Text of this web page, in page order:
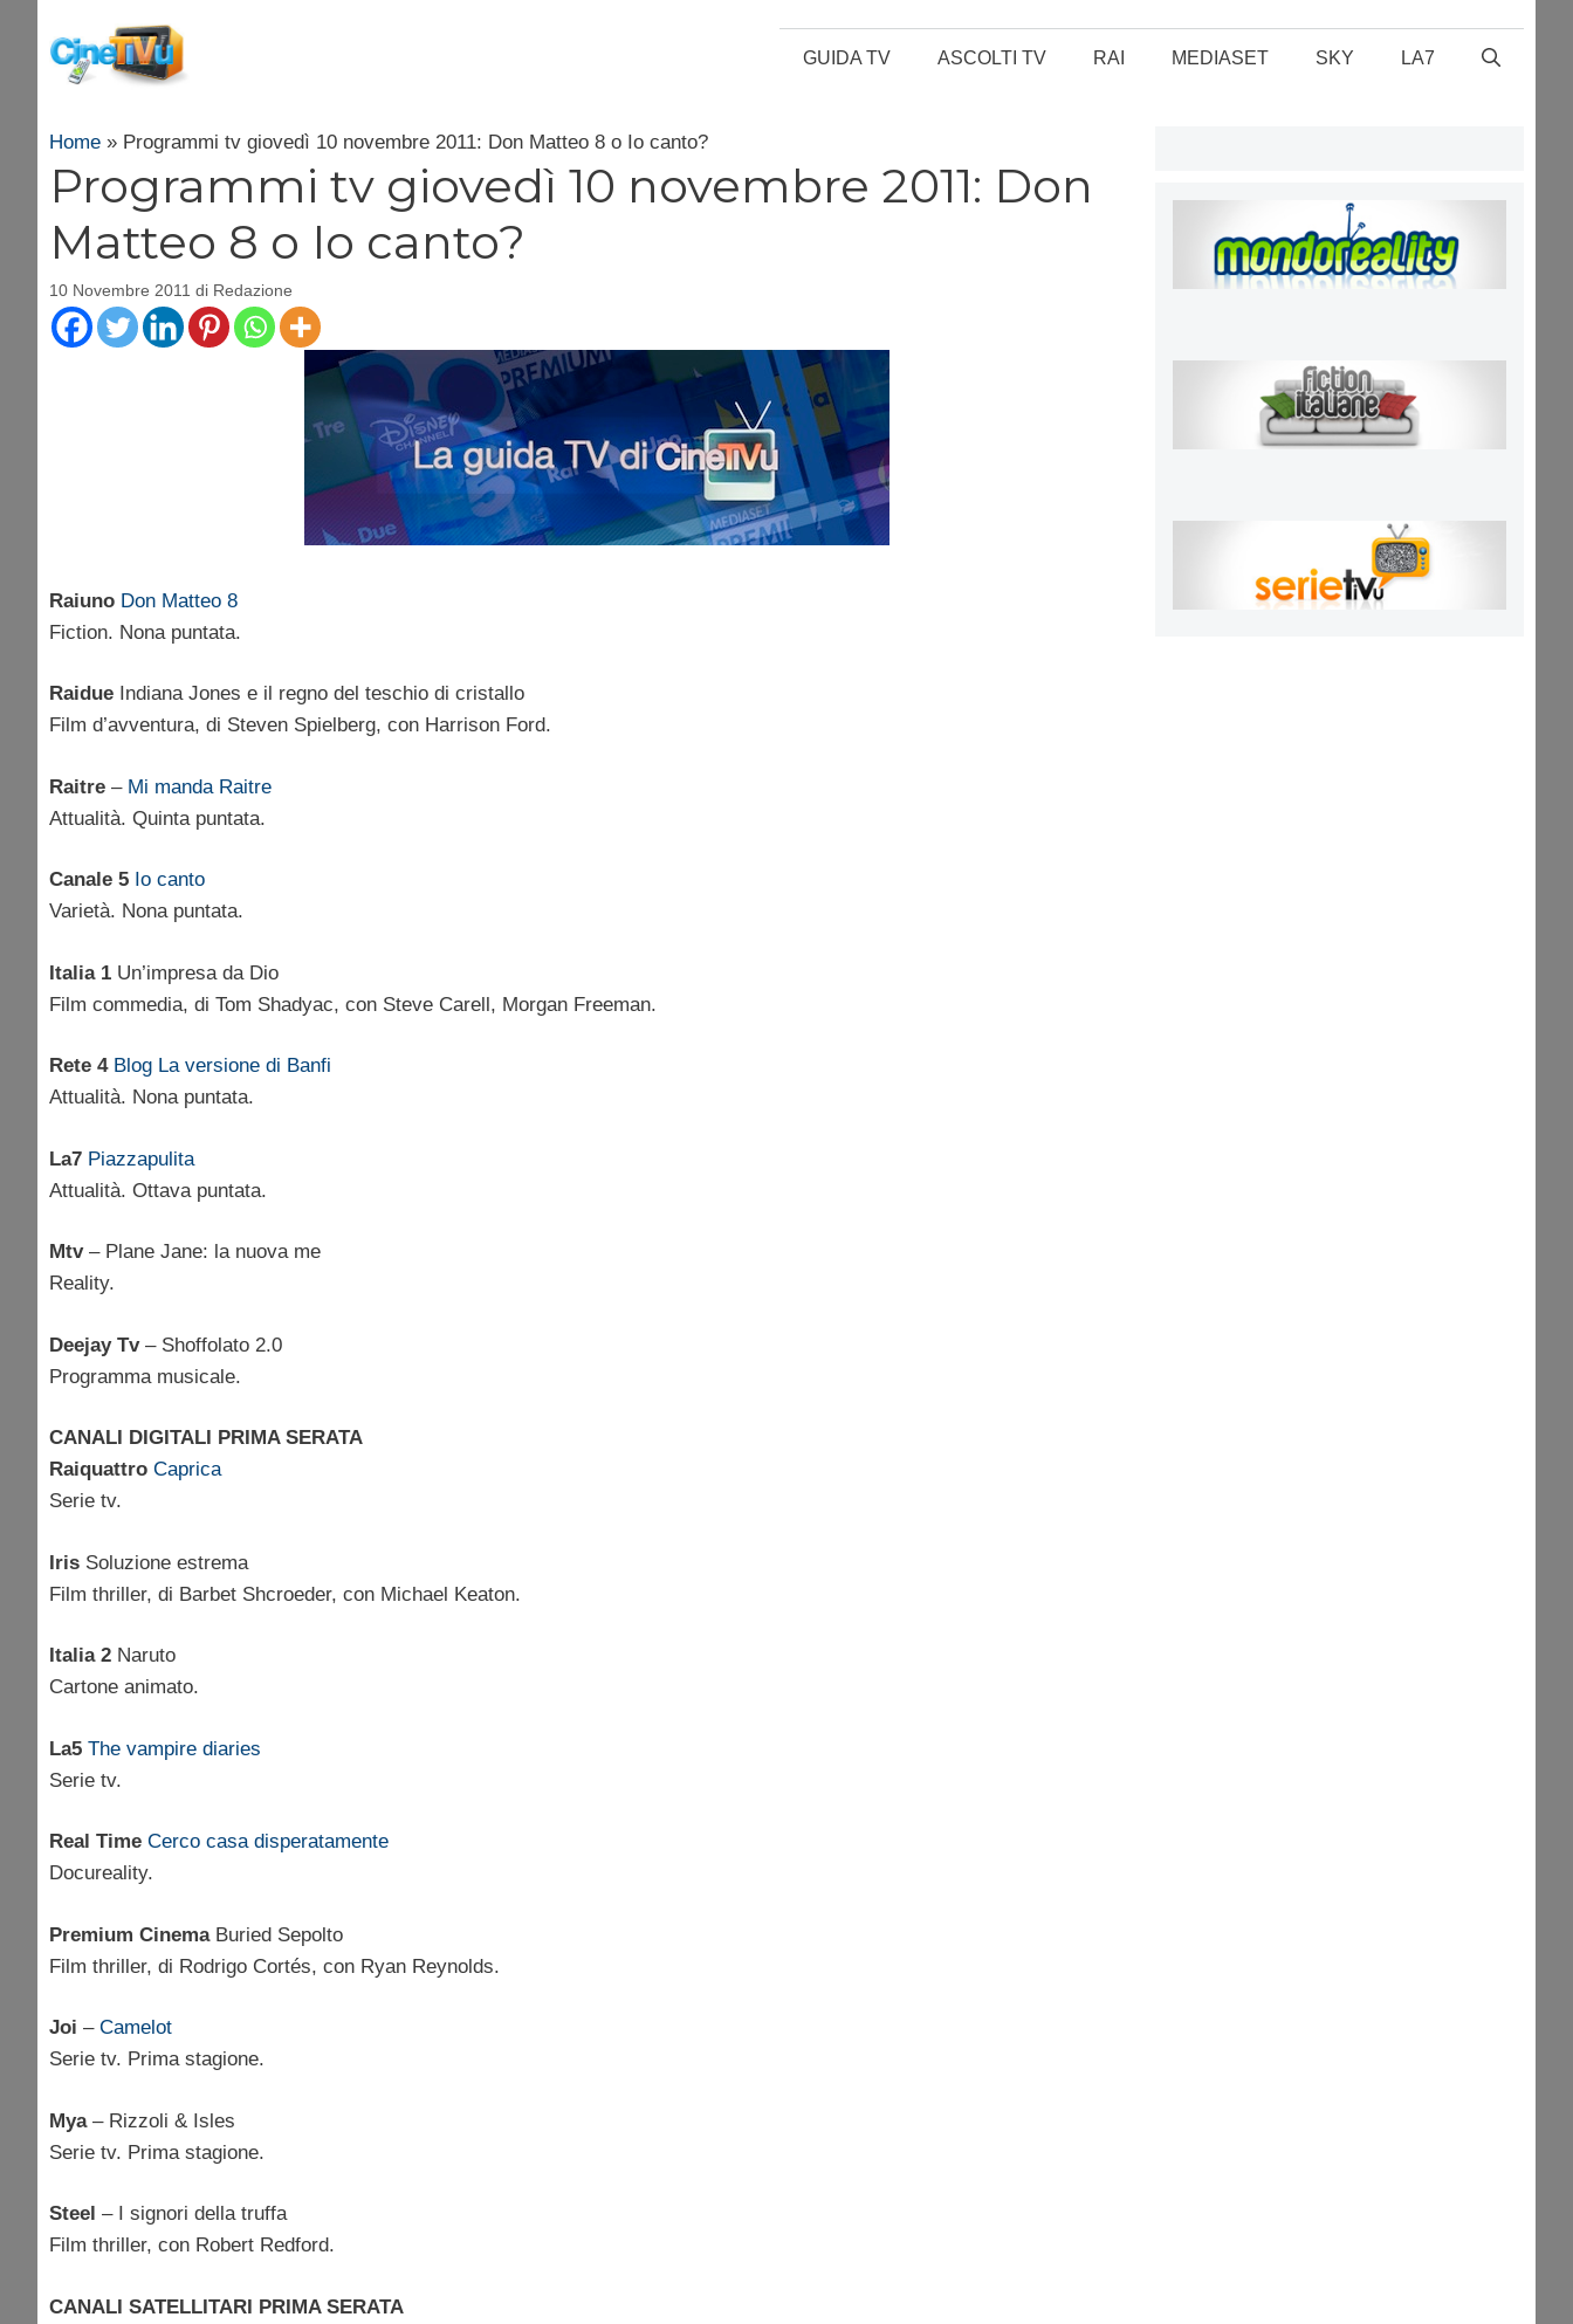
contenuto
GUIDA TV ASCOLTI TV RAI MEDIASET SKY LA7
Home » Programmi tv giovedì 10 novembre 2011: Don Matteo 8 o Io canto?
Programmi tv giovedì 10 novembre 2011: Don
Matteo 8 o Io canto?
10 Novembre 2011 di Redazione
Raiuno Don Matteo 8
Fiction. Nona puntata.
Raidue Indiana Jones e il regno del teschio di cristallo
Film d’avventura, di Steven Spielberg, con Harrison Ford.
Raitre – Mi manda Raitre
Attualità. Quinta puntata.
Canale 5 Io canto
Varietà. Nona puntata.
Italia 1 Un’impresa da Dio
Film commedia, di Tom Shadyac, con Steve Carell, Morgan Freeman.
Rete 4 Blog La versione di Banfi
Attualità. Nona puntata.
La7 Piazzapulita
Attualità. Ottava puntata.
Mtv– Plane Jane: la nuova me
Reality.
Deejay Tv– Shoffolato 2.0
Programma musicale.
CANALI DIGITALI PRIMA SERATA
Raiquattro Caprica
Serie tv.
Iris Soluzione estrema
Film thriller, di Barbet Shcroeder, con Michael Keaton.
Italia 2 Naruto
Cartone animato.
La5 The vampire diaries
Serie tv.
Real Time Cerco casa disperatamente
Docureality.
Premium CinemaBuried Sepolto
Film thriller, di Rodrigo Cortés, con Ryan Reynolds.
Joi – Camelot
Serie tv. Prima stagione.
Mya– Rizzoli & Isles
Serie tv. Prima stagione.
Steel – I signori della truffa
Film thriller, con Robert Redford.
CANALI SATELLITARI PRIMA SERATA